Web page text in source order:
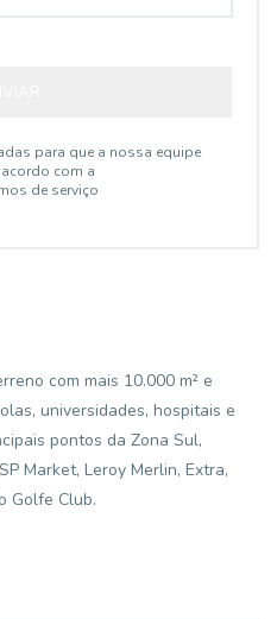
para que a nossa equipe
com a
de serviço
com mais 10.000 m² e
universidades, hospitais e
pontos da Zona Sul,
Market, Leroy Merlin, Extra,
Golfe Club.